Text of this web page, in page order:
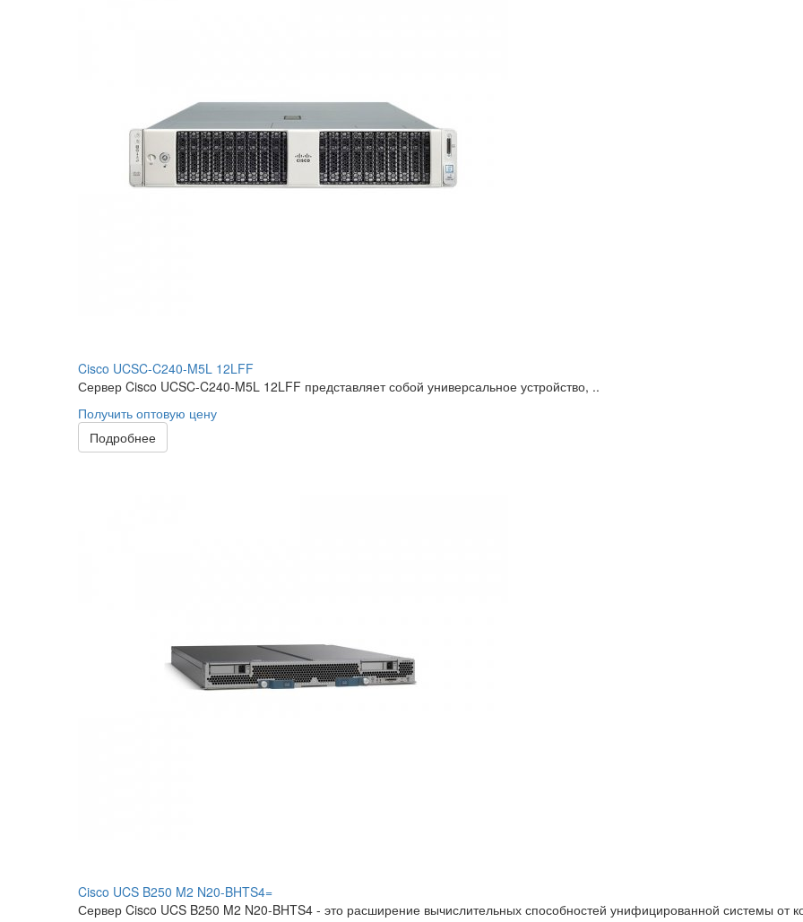
Cisco UCSC-C240-M5L 12LFF
Сервер Cisco UCSC-C240-M5L 12LFF представляет собой универсальное устройство, ..
Получить оптовую цену
Подробнее
Cisco UCS B250 M2 N20-BHTS4=
Сервер Cisco UCS B250 M2 N20-BHTS4 - это расширение вычислительных способностей унифицированной системы от